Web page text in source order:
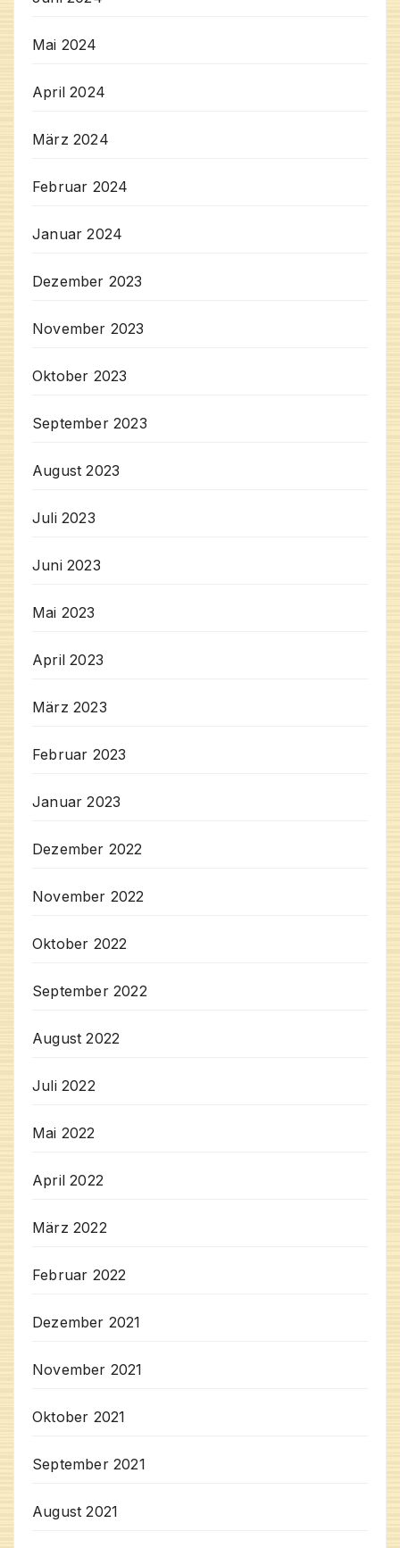
Mai 2024
April 2024
März 2024
Februar 2024
Januar 2024
Dezember 2023
November 2023
Oktober 2023
September 2023
August 2023
Juli 2023
Juni 2023
Mai 2023
April 2023
März 2023
Februar 2023
Januar 2023
Dezember 2022
November 2022
Oktober 2022
September 2022
August 2022
Juli 2022
Mai 2022
April 2022
März 2022
Februar 2022
Dezember 2021
November 2021
Oktober 2021
September 2021
August 2021